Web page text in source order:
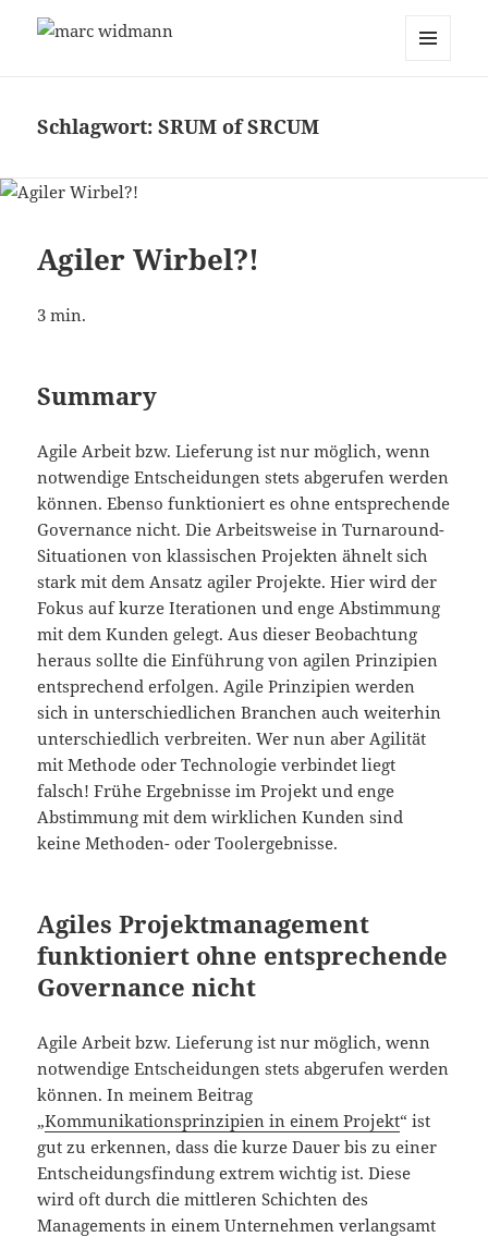
Schlagwort:SRUM of SRCUM
Agiler Wirbel?!
3 min.
Summary
Agile Arbeit bzw. Lieferung ist nur möglich, wenn
notwendige Entscheidungen stets abgerufen werden
können. Ebenso funktioniert es ohne entsprechende
Governance nicht. Die Arbeitsweise in Turnaround-
Situationen von klassischen Projekten ähnelt sich
stark mit dem Ansatz agiler Projekte. Hier wird der
Fokus auf kurze Iterationen und enge Abstimmung
mit dem Kunden gelegt. Aus dieser Beobachtung
heraus sollte die Einführung von agilen Prinzipien
entsprechend erfolgen. Agile Prinzipien werden
sich in unterschiedlichen Branchen auch weiterhin
unterschiedlich verbreiten. Wer nun aber Agilität
mit Methode oder Technologie verbindet liegt
falsch! Frühe Ergebnisse im Projekt und enge
Abstimmung mit dem wirklichen Kunden sind
keine Methoden- oder Toolergebnisse.
Agiles Projektmanagement
funktioniert ohne entsprechende
Governance nicht
Agile Arbeit bzw. Lieferung ist nur möglich, wenn
notwendige Entscheidungen stets abgerufen werden
können. In meinem Beitrag
„Kommunikationsprinzipien in einem Projekt“ ist
gut zu erkennen, dass die kurze Dauer bis zu einer
Entscheidungsfindung extrem wichtig ist. Diese
wird oft durch die mittleren Schichten des
Managements in einem Unternehmen verlangsamt